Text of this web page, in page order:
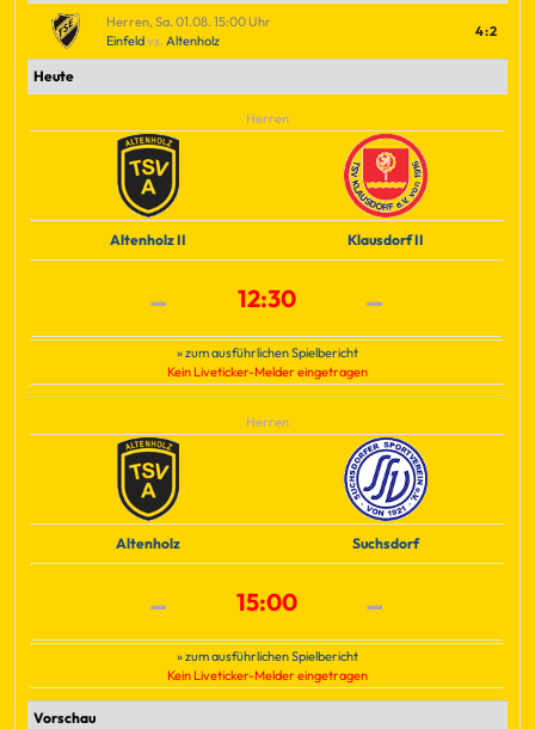
Herren, Sa. 01.08. 15:00 Uhr
Einfeldvs.Altenholz
4:2
Heute
Herren
Altenholz II Klausdorf II
- 12:30 -
» zum ausführlichen Spielbericht
Kein Liveticker-Melder eingetragen
Herren
Altenholz Suchsdorf
- 15:00 -
» zum ausführlichen Spielbericht
Kein Liveticker-Melder eingetragen
Vorschau